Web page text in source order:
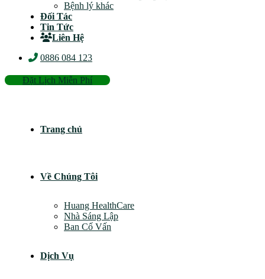
Bệnh lý khác
Đối Tác
Tin Tức
Liên Hệ
0886 084 123
Đặt Lịch Miễn Phí
Trang chủ
Về Chúng Tôi
Huang HealthCare
Nhà Sáng Lập
Ban Cố Vấn
Dịch Vụ